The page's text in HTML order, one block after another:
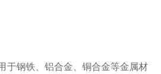
钢铁、铝合金、铜合金等金属材